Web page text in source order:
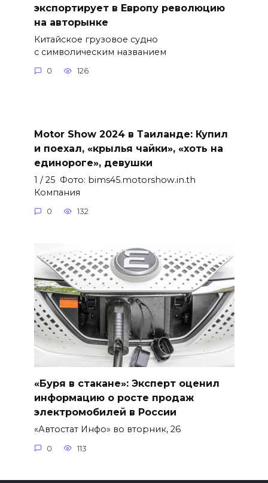
экспортирует в Европу революцию
на авторынке
Китайское грузовое судно
с символическим названием
0 126
Motor Show 2024 в Таиланде: Купил
и поехал, «крылья чайки», «хоть на
единороге», девушки
1 / 25 Фото: bims45.motorshow.in.th
Компания
0 132
«Буря в стакане»: Эксперт оценил
информацию о росте продаж
электромобилей в России
«Автостат Инфо» во вторник, 26
0 113